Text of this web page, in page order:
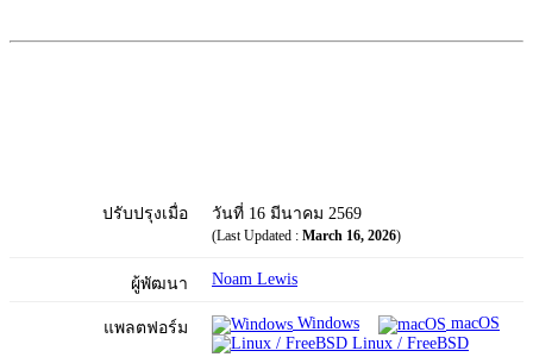
ปรับปรุงเมื่อ วันที่ 16 มีนาคม 2569
(Last Updated : March 16, 2026)
ผู้พัฒนา Noam Lewis
แพลตฟอร์ม Windows
macOS
Linux / FreeBSD